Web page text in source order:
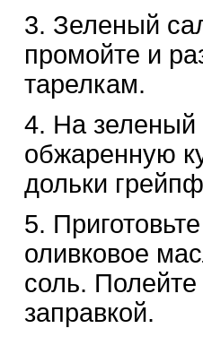
3. Зеленый
промойте и
тарелкам.
4. На зеленый
обжаренную
дольки
5.
оливковое
соль.
заправкой.